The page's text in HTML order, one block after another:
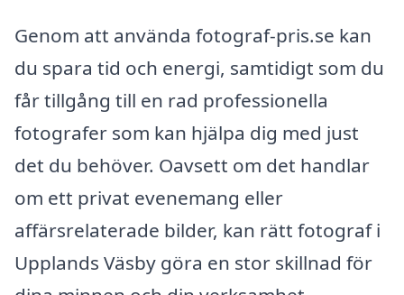
Genom att använda fotograf-pris.se kan
du spara tid och energi, samtidigt som du
får tillgång till en rad professionella
fotografer som kan hjälpa dig med just
det du behöver. Oavsett om det handlar
om ett privat evenemang eller
affärsrelaterade bilder, kan rätt fotograf i
Upplands Väsby göra en stor skillnad för